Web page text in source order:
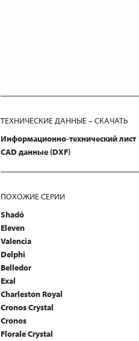
ТЕХНИЧЕСКИЕ ДАННЫЕ – СКАЧАТЬ
Информационно-технический лист
CAD данные (DXF)
ПОХОЖИЕ СЕРИИ
Shadó
Eleven
Valencia
Delphi
Belledor
Exal
Charleston Royal
Cronos Crystal
Cronos
Florale Crystal